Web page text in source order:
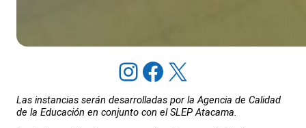
Instagram Facebook X
Las instancias serán desarrolladas por la Agencia de Calidad
de la Educación en conjunto con el SLEP Atacama.